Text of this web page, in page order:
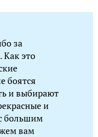
за
Как это
боятся
и выбирают
и
большим
вам